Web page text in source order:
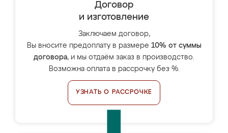
Договор
и изготовление
Заключаем договор,
Вы вносите предоплату в размере 10% от суммы
договора, и мы отдаём заказ в производство.
Возможна оплата в рассрочку без %.
УЗНАТЬ О РАССРОЧКЕ